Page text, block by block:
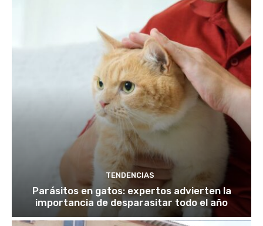
TENDENCIAS
Parásitos en gatos: expertos advierten la
importancia de desparasitar todo el año